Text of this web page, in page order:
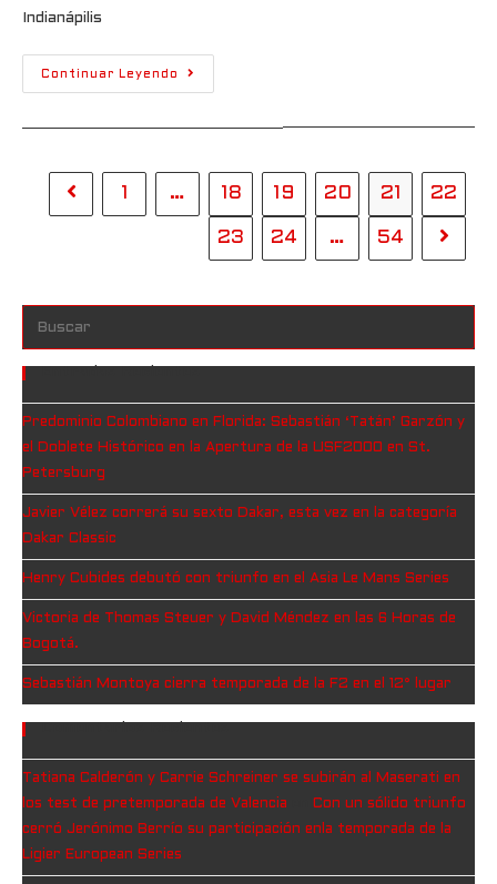
Indianápilis
Continuar Leyendo
1 … 18 19 20 21 22
23 24 … 54
Predominio Colombiano en Florida: Sebastián ‘Tatán’ Garzón y
el Doblete Histórico en la Apertura de la USF2000 en St.
Petersburg
Javier Vélez correrá su sexto Dakar, esta vez en la categoría
Dakar Classic
Henry Cubides debutó con triunfo en el Asia Le Mans Series
Victoria de Thomas Steuer y David Méndez en las 6 Horas de
Bogotá.
Sebastián Montoya cierra temporada de la F2 en el 12° lugar
Tatiana Calderón y Carrie Schreiner se subirán al Maserati en
los test de pretemporada de Valencia
Con un sólido triunfo
cerró Jerónimo Berrío su participación enla temporada de la
Ligier European Series